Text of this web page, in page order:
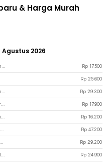
& Harga Murah
2026
Rp 17.500
Rp 25.600
Rp 29.300
Rp 17.900
Rp 16.200
Rp 47.200
Rp 29.200
Rp 24.900